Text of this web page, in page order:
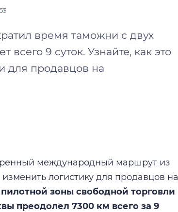
53
время таможни с двух
всего 9 суток. Узнайте, как это
для продавцов на
международный маршрут из
логистику для продавцов на
зоны свободной торговли
преодолел 7300 км всего за 9